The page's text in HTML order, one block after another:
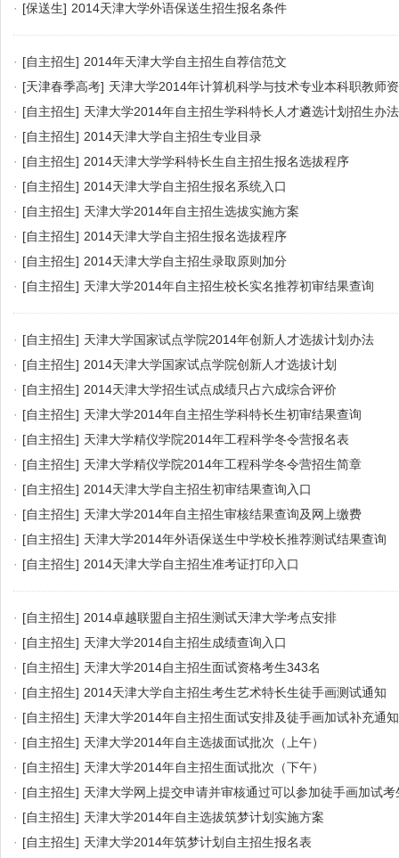
· [保送生] 2014天津大学外语保送生招生报名条件
· [自主招生] 2014年天津大学自主招生自荐信范文
· [天津春季高考] 天津大学2014年计算机科学与技术专业本科职教师
· [自主招生] 天津大学2014年自主招生学科特长人才遴选计划招生办法
· [自主招生] 2014天津大学自主招生专业目录
· [自主招生] 2014天津大学学科特长生自主招生报名选拔程序
· [自主招生] 2014天津大学自主招生报名系统入口
· [自主招生] 天津大学2014年自主招生选拔实施方案
· [自主招生] 2014天津大学自主招生报名选拔程序
· [自主招生] 2014天津大学自主招生录取原则加分
· [自主招生] 天津大学2014年自主招生校长实名推荐初审结果查询
· [自主招生] 天津大学国家试点学院2014年创新人才选拔计划办法
· [自主招生] 2014天津大学国家试点学院创新人才选拔计划
· [自主招生] 2014天津大学招生试点成绩只占六成综合评价
· [自主招生] 天津大学2014年自主招生学科特长生初审结果查询
· [自主招生] 天津大学精仪学院2014年工程科学冬令营报名表
· [自主招生] 天津大学精仪学院2014年工程科学冬令营招生简章
· [自主招生] 2014天津大学自主招生初审结果查询入口
· [自主招生] 天津大学2014年自主招生审核结果查询及网上缴费
· [自主招生] 天津大学2014年外语保送生中学校长推荐测试结果查询
· [自主招生] 2014天津大学自主招生准考证打印入口
· [自主招生] 2014卓越联盟自主招生测试天津大学考点安排
· [自主招生] 天津大学2014自主招生成绩查询入口
· [自主招生] 天津大学2014自主招生面试资格考生343名
· [自主招生] 2014天津大学自主招生考生艺术特长生徒手画测试通知
· [自主招生] 天津大学2014年自主招生面试安排及徒手画加试补充通知
· [自主招生] 天津大学2014年自主选拔面试批次（上午）
· [自主招生] 天津大学2014年自主招生面试批次（下午）
· [自主招生] 天津大学网上提交申请并审核通过可以参加徒手画加试考
· [自主招生] 天津大学2014年自主选拔筑梦计划实施方案
· [自主招生] 天津大学2014年筑梦计划自主招生报名表